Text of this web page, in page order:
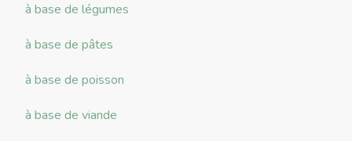
à base de légumes
à base de pâtes
à base de poisson
à base de viande